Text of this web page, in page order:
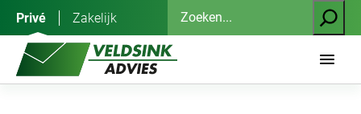
inhoud
Privé Zakelijk
Zoeken